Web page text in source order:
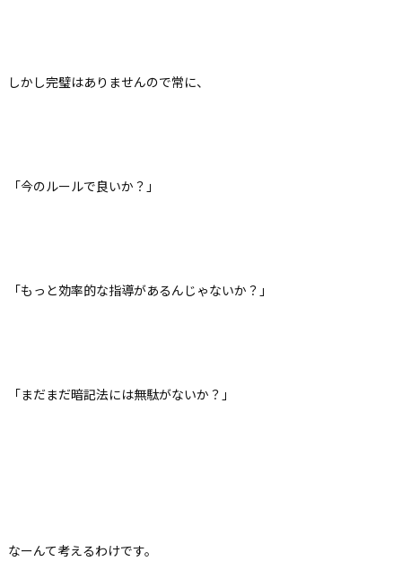
しかし完璧はありませんので常に、
「今のルールで良いか？」
「もっと効率的な指導があるんじゃないか？」
「まだまだ暗記法には無駄がないか？」
なーんて考えるわけです。